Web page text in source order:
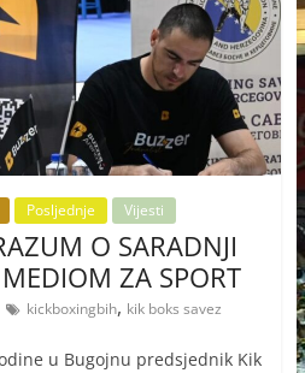
Posljednje Vijesti
O SARADNJI
ZA SPORT
kickboxingbih, kik boks savez
u Bugojnu predsjednik Kik